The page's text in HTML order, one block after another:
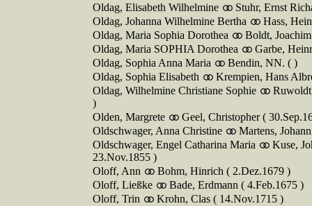
Oldag, Elisabeth Wilhelmine
Stuhr, Ernst
Oldag, Johanna Wilhelmine Bertha
Hass,
Oldag, Maria Sophia Dorothea
Boldt,
Oldag, Maria SOPHIA Dorothea
Garbe,
Oldag, Sophia Anna Maria
Bendin, NN. ( )
Oldag, Sophia Elisabeth
Krempien, Hans
Oldag, Wilhelmine Christiane Sophie
)
Olden, Margrete
Geel, Christopher (
Oldschwager, Anna Christine
Martens,
Oldschwager, Engel Catharina Maria
Kuse,
23.Nov.1855 )
Oloff, Ann
Bohm, Hinrich ( 2.Dez.1679 )
Oloff, Ließke
Bade, Erdmann ( 4.Feb.1675 )
Oloff, Trin
Krohn, Clas ( 14.Nov.1715 )